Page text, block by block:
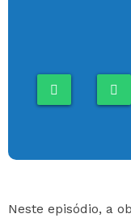
Neste episódio, a